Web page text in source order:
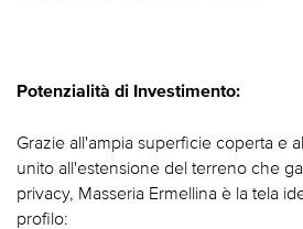
Potenzialità di Investimento:
Grazie all'ampia superficie coperta e
unito all'estensione del terreno che
privacy, Masseria Ermellina è la tela
profilo: